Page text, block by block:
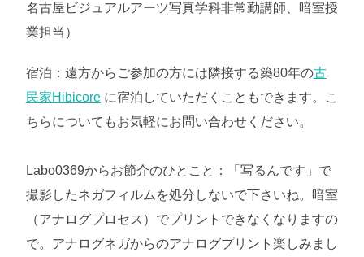
名古屋ビジュアルアーツ写真学科非常勤講師、暗室授
業担当）
宿泊：遠方からご参加の方には隣接する築80年の古
民家Hibicoreに宿泊していただくこともできます。こ
ちらについてもお気軽にお問い合わせください。
Labo0369からお節介のひとこと：「写るんです」で
撮影したネガフィルムを処分しないで下さいね。暗室
（アナログプロセス）でプリントできなくなりますの
で。アナログネガからのアナログプリント楽しみまし